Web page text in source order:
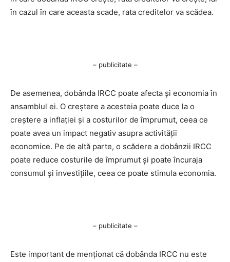
în cazul în care aceasta scade, rata creditelor va scădea.
– publicitate –
De asemenea, dobânda IRCC poate afecta și economia în
ansamblul ei. O creștere a acesteia poate duce la o
creștere a inflației și a costurilor de împrumut, ceea ce
poate avea un impact negativ asupra activității
economice. Pe de altă parte, o scădere a dobânzii IRCC
poate reduce costurile de împrumut și poate încuraja
consumul și investițiile, ceea ce poate stimula economia.
– publicitate –
Este important de menționat că dobânda IRCC nu este